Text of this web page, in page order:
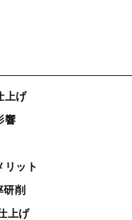
上げ
響
リット
削
上げ